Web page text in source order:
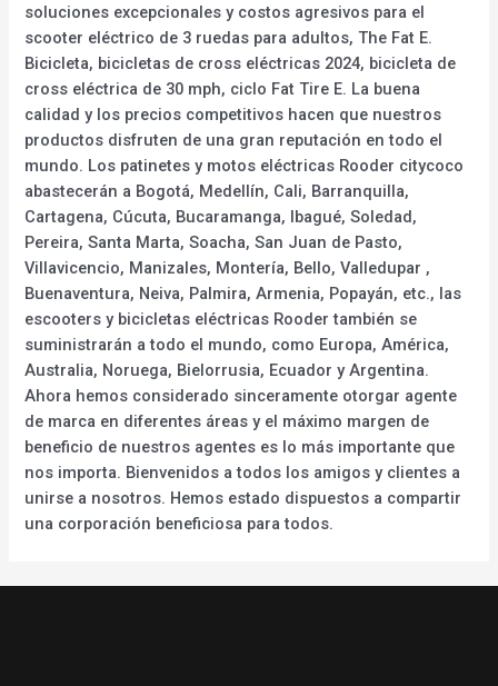
soluciones excepcionales y costos agresivos para el
scooter eléctrico de 3 ruedas para adultos, The Fat E.
Bicicleta, bicicletas de cross eléctricas 2024, bicicleta de
cross eléctrica de 30 mph, ciclo Fat Tire E. La buena
calidad y los precios competitivos hacen que nuestros
productos disfruten de una gran reputación en todo el
mundo. Los patinetes y motos eléctricas Rooder citycoco
abastecerán a Bogotá, Medellín, Cali, Barranquilla,
Cartagena, Cúcuta, Bucaramanga, Ibagué, Soledad,
Pereira, Santa Marta, Soacha, San Juan de Pasto,
Villavicencio, Manizales, Montería, Bello, Valledupar ,
Buenaventura, Neiva, Palmira, Armenia, Popayán, etc., las
escooters y bicicletas eléctricas Rooder también se
suministrarán a todo el mundo, como Europa, América,
Australia, Noruega, Bielorrusia, Ecuador y Argentina.
Ahora hemos considerado sinceramente otorgar agente
de marca en diferentes áreas y el máximo margen de
beneficio de nuestros agentes es lo más importante que
nos importa. Bienvenidos a todos los amigos y clientes a
unirse a nosotros. Hemos estado dispuestos a compartir
una corporación beneficiosa para todos.